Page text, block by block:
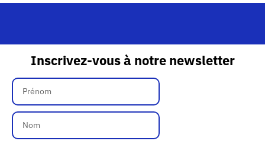
Inscrivez-vous à notre newsletter